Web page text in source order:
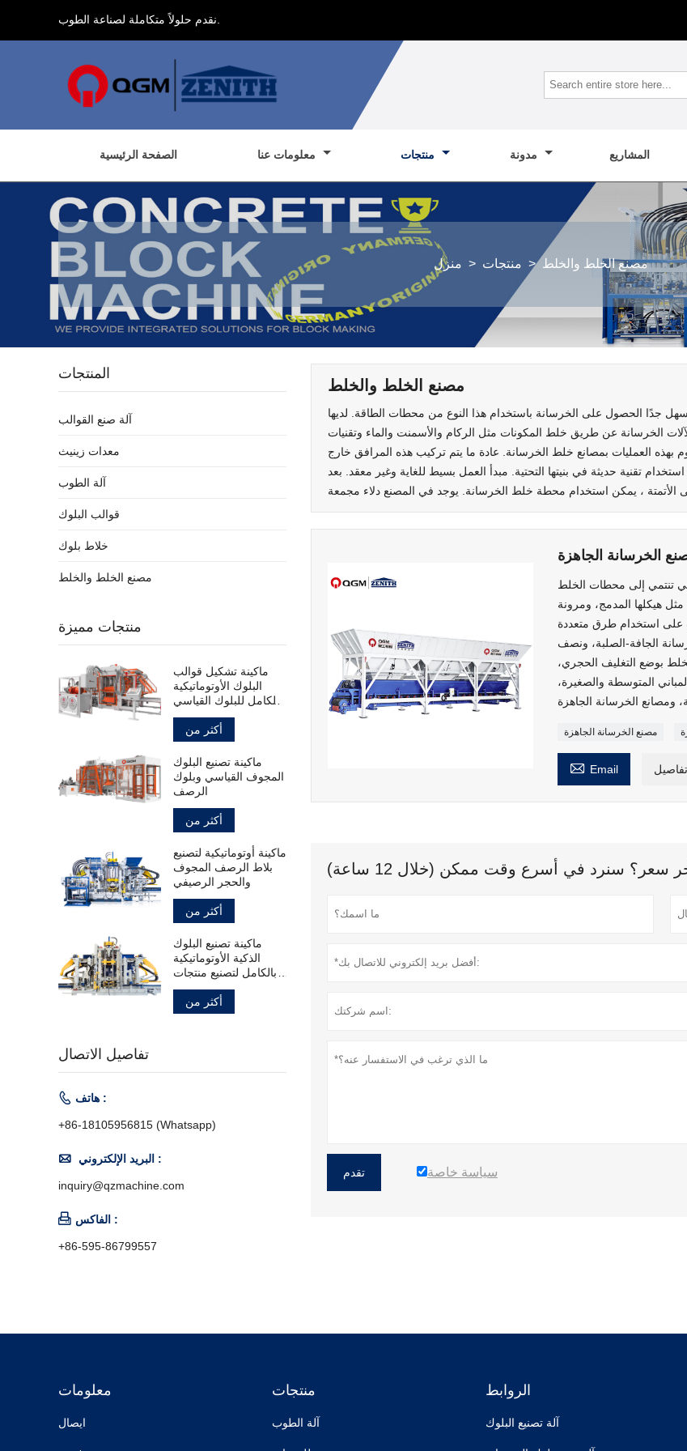
الصفحة الرئيسية المشاريع
منزل > منتجات > مصنع الخلط والخلط
مصنع الخلط والخلط
جدًا الحصول على الخرسانة باستخدام هذا النوع من محطات الطاقة. لديها
الخرسانة عن طريق خلط المكونات مثل الركام والأسمنت والماء وتقنيات
العمليات بمصانع خلط الخرسانة. عادة ما يتم تركيب هذه المرافق خارج
تقنية حديثة في بنيتها التحتية. مبدأ العمل بسيط للغاية وغير معقد. بعد
الخرسانة الجاهزة
تنتمي إلى محطات الخلط
هيكلها المدمج، ومرونة
على استخدام طرق متعددة
الجافة-الصلبة، ونصف
بوضع التغليف الحجري،
المتوسطة والصغيرة،
مصنع الخرسانة الجاهزة
 Email تفاصيل
سنرد في أسرع وقت ممكن (خلال 12 ساعة)
تقدم سياسة خاصة
المنتجات
آلة صنع القوالب
معدات زينيث
آلة الطوب
قوالب البلوك
خلاط بلوك
مصنع الخلط والخلط
منتجات مميزة
ماكينة تشكيل قوالب
البلوك الأوتوماتيكية
بالكامل للبلوك القياسي
المجوف
أكثر من
ماكينة تصنيع البلوك
المجوف القياسي وبلوك
الرصف
أكثر من
ماكينة أوتوماتيكية لتصنيع
بلاط الرصف المجوف
والحجر الرصيفي
أكثر من
ماكينة تصنيع البلوك
الذكية الأوتوماتيكية
بالكامل لتصنيع منتجات
الخرسانة
أكثر من
تفاصيل الاتصال
 هاتف :
+86-18105956815 (Whatsapp)
 البريد الإلكتروني :
inquiry@qzmachine.com
 الفاكس :
+86-595-86799557
معلومات
ايصال
منتجات
آلة الطوب
الروابط
آلة تصنيع البلوك